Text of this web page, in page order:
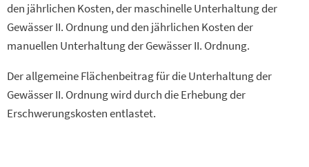
den jährlichen Kosten, der maschinelle Unterhaltung der
Gewässer II. Ordnung und den jährlichen Kosten der
manuellen Unterhaltung der Gewässer II. Ordnung.
Der allgemeine Flächenbeitrag für die Unterhaltung der
Gewässer II. Ordnung wird durch die Erhebung der
Erschwerungskosten entlastet.